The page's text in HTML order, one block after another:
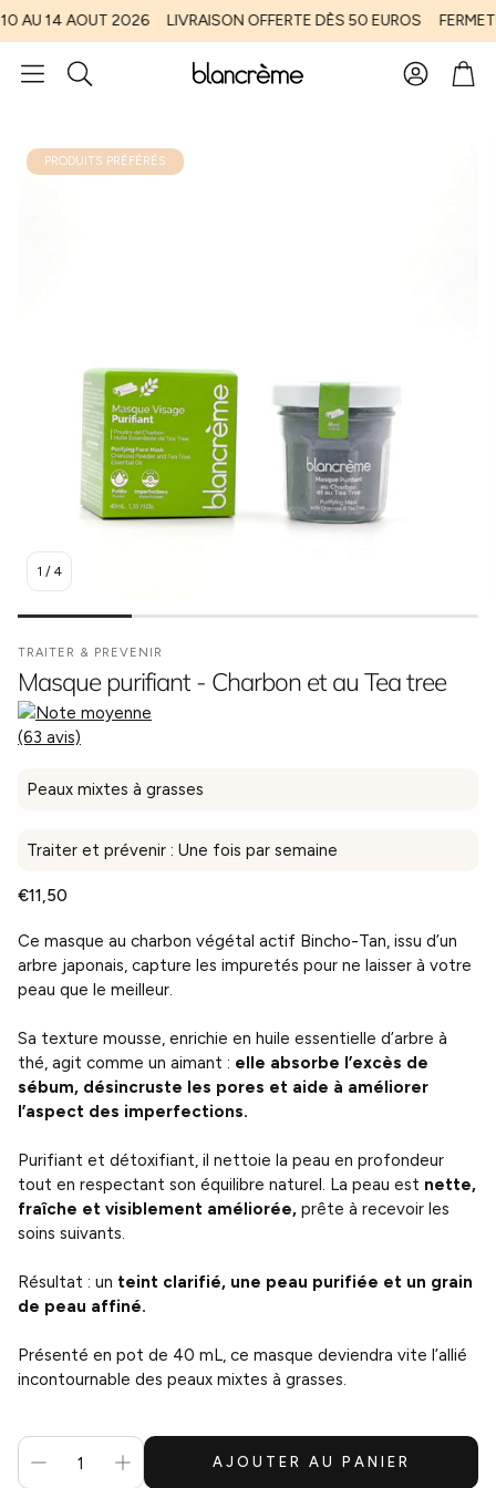
14 AOUT 2026 LIVRAISON OFFERTE DÈS 50 EUROS FERMETURE
Rechercher
Compte
PRODUITS PRÉFÉRÉS
1 / 4
TRAITER & PREVENIR
Masque purifiant - Charbon et au Tea tree
(63 avis)
Peaux mixtes à grasses
Traiter et prévenir : Une fois par semaine
Prix
€11,50
Ce masque au charbon végétal actif Bincho-Tan, issu d’un
arbre japonais, capture les impuretés pour ne laisser à votre
peau que le meilleur.
Sa texture mousse, enrichie en huile essentielle d’arbre à
thé, agit comme un aimant : elle absorbe l’excès de
sébum, désincruste les pores et aide à améliorer
l’aspect des imperfections.
Purifiant et détoxifiant, il nettoie la peau en profondeur
tout en respectant son équilibre naturel. La peau est nette,
fraîche et visiblement améliorée, prête à recevoir les
soins suivants.
Résultat : un teint clarifié, une peau purifiée et un grain
de peau affiné.
Présenté en pot de 40 mL, ce masque deviendra vite l’allié
incontournable des peaux mixtes à grasses.
AJOUTER AU PANIER